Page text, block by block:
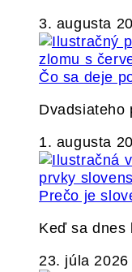
3. augusta
Čo sa deje
Dvadsiateho
1. augusta
Prečo je
Keď sa dnes
23. júla 2026